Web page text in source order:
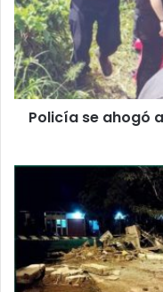
Policía se ahogó